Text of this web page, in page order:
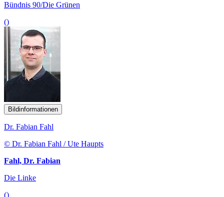
Bündnis 90/Die Grünen
()
Bildinformationen
Dr. Fabian Fahl
© Dr. Fabian Fahl / Ute Haupts
Fahl, Dr. Fabian
Die Linke
()